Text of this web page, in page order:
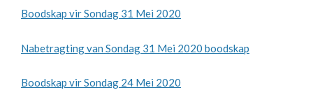
Boodskap vir Sondag 31 Mei 2020
Nabetragting van Sondag 31 Mei 2020 boodskap
Boodskap vir Sondag 24 Mei 2020